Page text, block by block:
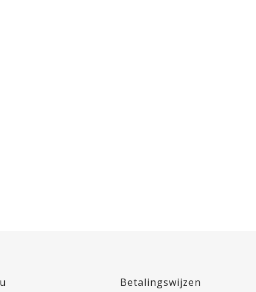
Betalingswijzen